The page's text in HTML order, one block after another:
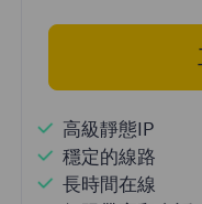
高級靜態IP
穩定的線路
長時間在線